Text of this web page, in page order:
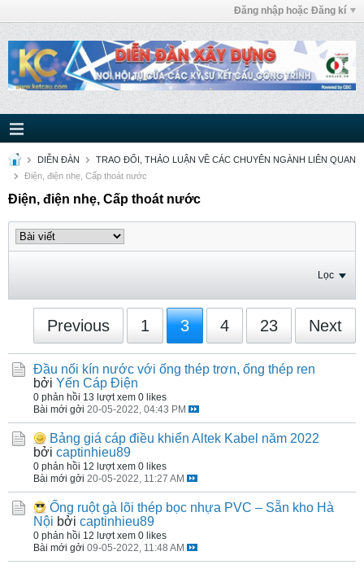
Đăng nhập hoặc Đăng kí
DIỄN ĐÀN
TRAO ĐỔI, THẢO LUẬN VỀ CÁC CHUYÊN NGÀNH LIÊN QUAN
Điện, điện nhẹ, Cấp thoát nước
Điện, điện nhẹ, Cấp thoát nước
Lọc
Previous 1 3 4 23 Next
Đầu nối kín nước với ống thép trơn, ống thép ren
bởi Yến Cáp Điện
0 phản hồi 13 lượt xem 0 likes
Bài mới gởi 20-05-2022, 04:43 PM
Bảng giá cáp điều khiển Altek Kabel năm 2022
bởi captinhieu89
0 phản hồi 12 lượt xem 0 likes
Bài mới gởi 20-05-2022, 11:27 AM
Ống ruột gà lõi thép bọc nhựa PVC – Sẵn kho Hà
Nội bởi captinhieu89
0 phản hồi 12 lượt xem 0 likes
Bài mới gởi 09-05-2022, 11:48 AM